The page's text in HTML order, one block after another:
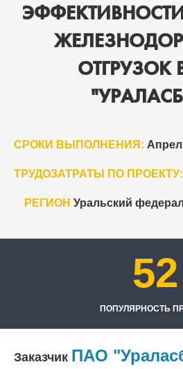
ОТГРУЗОК
СРОКИ ВЫПОЛНЕНИЯ:
ТРУДОЗАТРАТЫ ПО ПРОЕКТУ:
РЕГИОН Уральский
52
ПОПУЛЯРНОСТЬ
Заказчик ПАО